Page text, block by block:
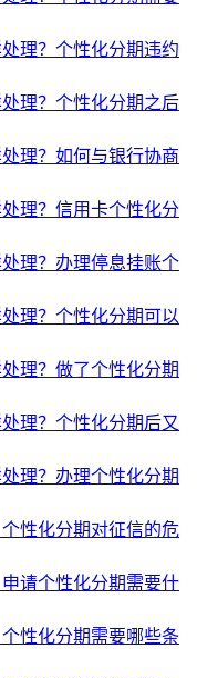
理？个性化分期违约
理？个性化分期之后
理？如何与银行协商
理？信用卡个性化分
理？办理停息挂账个
理？个性化分期可以
理？做了个性化分期
理？个性化分期后又
理？办理个性化分期
性化分期对征信的危
请个性化分期需要什
性化分期需要哪些条